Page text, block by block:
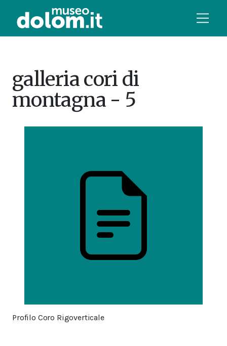
galleria cori di
montagna - 5
Profilo Coro Rigoverticale